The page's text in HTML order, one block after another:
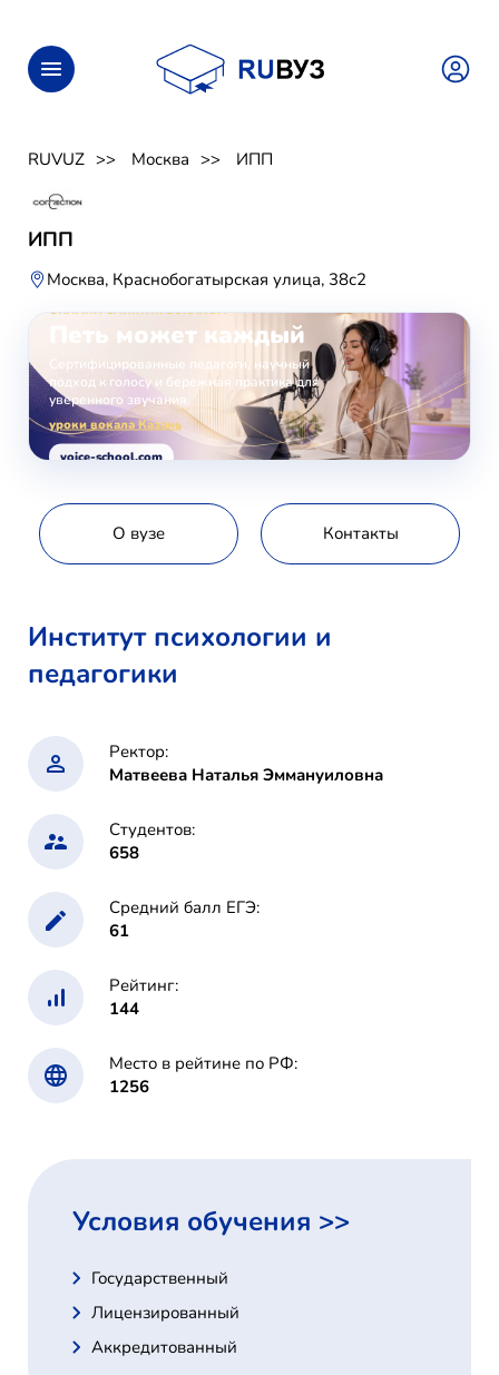
RUVUZ Москва ИПП
ИПП
Москва, Краснобогатырская улица, 38с2
ОНЛАЙН-ЗАНЯТИЯ ВОКАЛОМ
Петь может каждый
Сертифицированные педагоги, научный
подход к голосу и бережная практика для
уверенного звучания.
уроки вокала Казань
voice-school.com
О вузе Контакты
Институт психологии и
педагогики
Ректор:
Матвеева Наталья Эммануиловна
Студентов:
658
Средний балл ЕГЭ:
61
Рейтинг:
144
Место в рейтине по РФ:
1256
Условия обучения >>
Государственный
Лицензированный
Аккредитованный